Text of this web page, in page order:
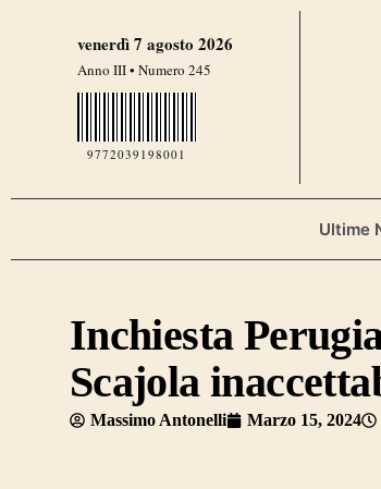
venerdì 7 agosto 2026
Anno III • Numero 245
9772039198001
Ultime
Inchiesta
Scajola
Massimo Antonelli Marzo 15, 2024